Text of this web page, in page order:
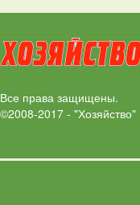
Все права защищены.
©2008-2017 - "Хозяйство"